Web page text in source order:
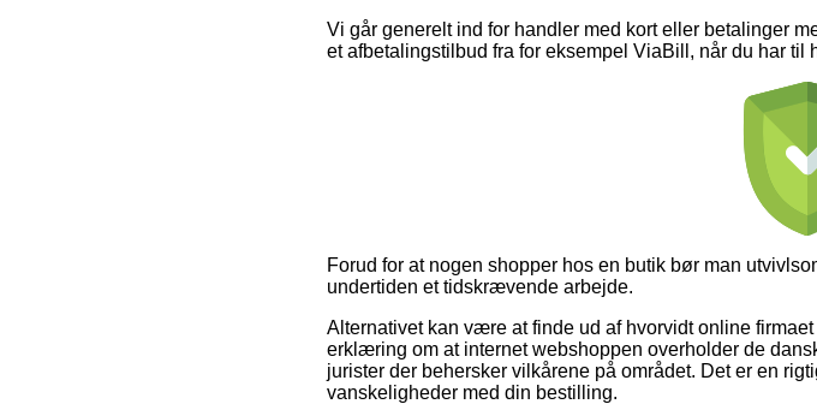
Vi går generelt ind for handler med kort eller betalinger
et afbetalingstilbud fra for eksempel ViaBill, når du har til
Forud for at nogen shopper hos en butik bør man
undertiden et tidskrævende arbejde.
Alternativet kan være at finde ud af hvorvidt online
erklæring om at internet webshoppen overholder de
jurister der behersker vilkårene på området. Det er en
vanskeligheder med din bestilling.